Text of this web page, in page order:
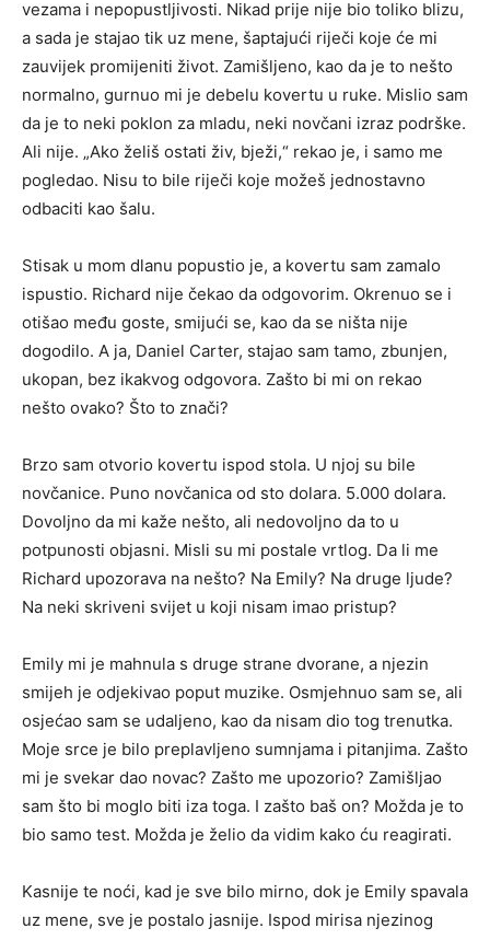
vezama i nepopustljivosti. Nikad prije nije bio toliko blizu,
a sada je stajao tik uz mene, šaptajući riječi koje će mi
zauvijek promijeniti život. Zamišljeno, kao da je to nešto
normalno, gurnuo mi je debelu kovertu u ruke. Mislio sam
da je to neki poklon za mladu, neki novčani izraz podrške.
Ali nije. „Ako želiš ostati živ, bježi,“ rekao je, i samo me
pogledao. Nisu to bile riječi koje možeš jednostavno
odbaciti kao šalu.
Stisak u mom dlanu popustio je, a kovertu sam zamalo
ispustio. Richard nije čekao da odgovorim. Okrenuo se i
otišao među goste, smijući se, kao da se ništa nije
dogodilo. A ja, Daniel Carter, stajao sam tamo, zbunjen,
ukopan, bez ikakvog odgovora. Zašto bi mi on rekao
nešto ovako? Što to znači?
Brzo sam otvorio kovertu ispod stola. U njoj su bile
novčanice. Puno novčanica od sto dolara. 5.000 dolara.
Dovoljno da mi kaže nešto, ali nedovoljno da to u
potpunosti objasni. Misli su mi postale vrtlog. Da li me
Richard upozorava na nešto? Na Emily? Na druge ljude?
Na neki skriveni svijet u koji nisam imao pristup?
Emily mi je mahnula s druge strane dvorane, a njezin
smijeh je odjekivao poput muzike. Osmjehnuo sam se, ali
osjećao sam se udaljeno, kao da nisam dio tog trenutka.
Moje srce je bilo preplavljeno sumnjama i pitanjima. Zašto
mi je svekar dao novac? Zašto me upozorio? Zamišljao
sam što bi moglo biti iza toga. I zašto baš on? Možda je to
bio samo test. Možda je želio da vidim kako ću reagirati.
Kasnije te noći, kad je sve bilo mirno, dok je Emily spavala
uz mene, sve je postalo jasnije. Ispod mirisa njezinog